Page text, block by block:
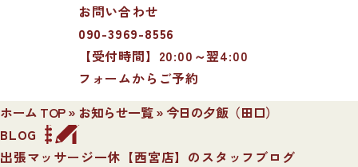
お問い合わせ
090-3969-8556
【受付時間】20:00～翌4:00
フォームからご予約
ホーム TOP» お知らせ一覧»今日の夕飯（田口）
BLOG
出張マッサージ一休【西宮店】のスタッフブログ